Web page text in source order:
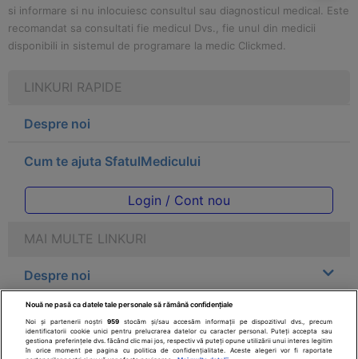
si informare si nu inlocuiesc consultul sau diagnosticul medical. Este
recomandat sa consultati fie medicul Dvs., fie unul din medicii
disponibili in sistemul de programare la medic Clickmed.
LINKURI RAPIDE
Despre noi
Cum te ajuta SfatulMedicului
Login / Cont nou
MAI MULTE LINKURI
Despre noi
Legal
Drepturile consumatorului
Nouă ne pasă ca datele tale personale să rămână confidențiale
Noi și partenerii noștri959 stocăm și/sau accesăm informații pe dispozitivul dvs., precum
identificatorii cookie unici pentru prelucrarea datelor cu caracter personal. Puteți accepta sau
gestiona preferințele dvs. făcând clic mai jos, respectiv vă puteți opune utilizării unui interes legitim
în orice moment pe pagina cu politica de confidențialitate. Aceste alegeri vor fi raportate